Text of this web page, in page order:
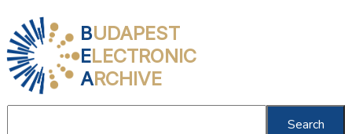
BUDAPEST
ELECTRONIC
ARCHIVE
Search